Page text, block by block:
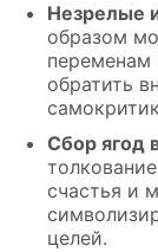
Незрелые
образом
переменам
обратить
Сбор ягод
счастья и
целей.